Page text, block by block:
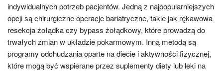
indywidualnych potrzeb pacjentów. Jedną z najpopularniejszych
opcji są chirurgiczne operacje bariatryczne, takie jak rękawowa
resekcja żołądka czy bypass żołądkowy, które prowadzą do
trwałych zmian w układzie pokarmowym. Inną metodą są
programy odchudzania oparte na diecie i aktywności fizycznej,
które mogą być wspierane przez suplementy diety lub leki na